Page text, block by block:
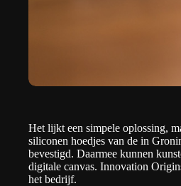
Het lijkt een simpele oplossing,
siliconen hoedjes van de in
bevestigd. Daarmee kunnen
digitale canvas. Innovation
het bedrijf.